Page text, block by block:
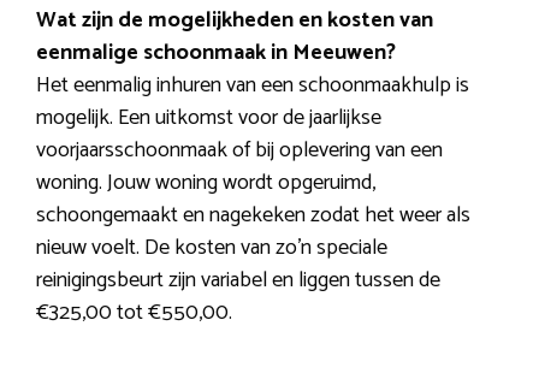
Wat zijn de mogelijkheden en kosten van
eenmalige schoonmaak in Meeuwen?
Het eenmalig inhuren van een schoonmaakhulp is
mogelijk. Een uitkomst voor de jaarlijkse
voorjaarsschoonmaak of bij oplevering van een
woning. Jouw woning wordt opgeruimd,
schoongemaakt en nagekeken zodat het weer als
nieuw voelt. De kosten van zo’n speciale
reinigingsbeurt zijn variabel en liggen tussen de
€325,00 tot €550,00.